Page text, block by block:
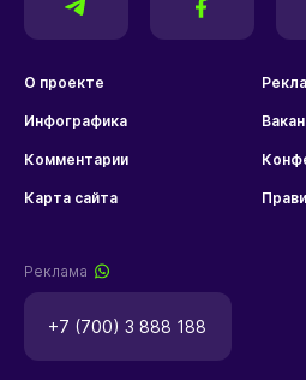
О проекте
Инфографика
Комментарии
Карта сайта
Реклама
+7 (700) 3 888 188